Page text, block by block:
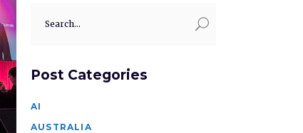
for:
Post Categories
AI
AUSTRALIA